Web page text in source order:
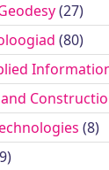
(27)
(80)
(8)